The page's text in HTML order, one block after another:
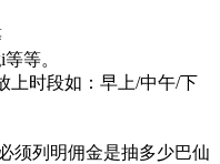
等。
上时段如：早上/中午/下
列明佣金是抽多少巴仙